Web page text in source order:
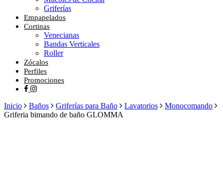
Griferías
Empapelados
Cortinas
Venecianas
Bandas Verticales
Roller
Zócalos
Perfiles
Promociones
facebook
instagram
Inicio Baños Griferías para Baño Lavatorios
Monocomando
Griferia bimando de baño GLOMMA